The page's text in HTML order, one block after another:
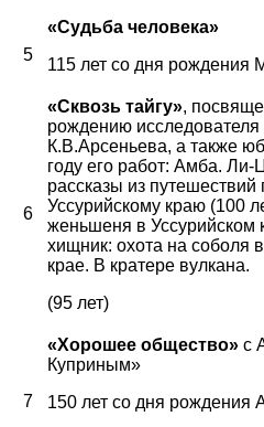
5
«Судьба человека»
115 лет со дня рождения
6
«Сквозь тайгу»,
рождению исследователя
К.В.Арсеньева, а также
году его работ: Амба. Ли-
рассказы из путешествий
Уссурийскому краю (100
женьшеня в Уссурийском
хищник: охота на соболя
крае. В кратере вулкана.
(95 лет)
7
«Хорошее общество» с
Куприным»
150 лет со дня рождения